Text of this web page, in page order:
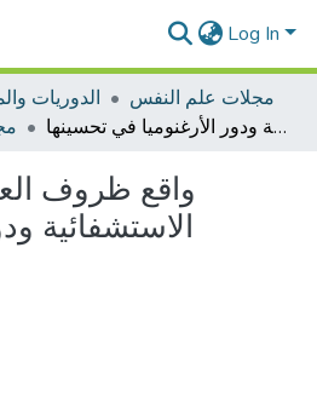
Log In
الدوريات
مجلات علم النفس
واقع ظروف العمل بالمؤسسات الاستشفائية ودور الأرغنوميا في تحسينها
واقع ظروف
الاستشفائية